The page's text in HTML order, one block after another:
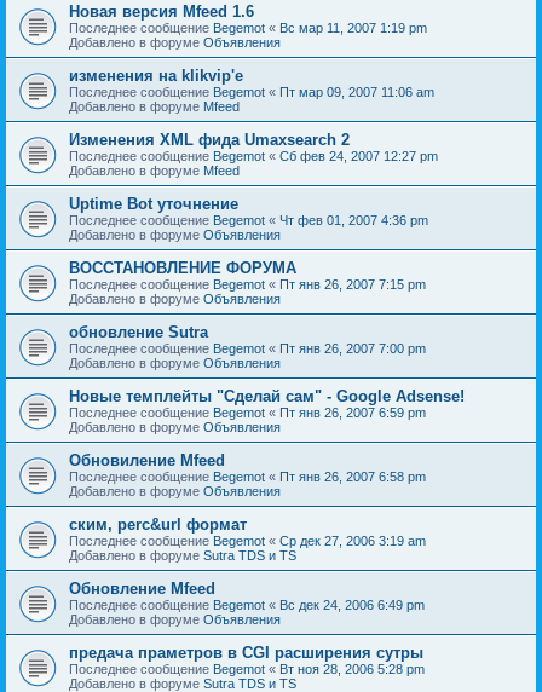
Новая версия Mfeed 1.6
Последнее сообщение Begemot « Вс мар 11, 2007 1:19 pm
Добавлено в форуме Объявления
изменения на klikvip'е
Последнее сообщение Begemot « Пт мар 09, 2007 11:06 am
Добавлено в форуме Mfeed
Изменения XML фида Umaxsearch 2
Последнее сообщение Begemot « Сб фев 24, 2007 12:27 pm
Добавлено в форуме Mfeed
Uptime Bot уточнение
Последнее сообщение Begemot « Чт фев 01, 2007 4:36 pm
Добавлено в форуме Объявления
ВОССТАНОВЛЕНИЕ ФОРУМА
Последнее сообщение Begemot « Пт янв 26, 2007 7:15 pm
Добавлено в форуме Объявления
обновление Sutra
Последнее сообщение Begemot « Пт янв 26, 2007 7:00 pm
Добавлено в форуме Объявления
Новые темплейты "Cделай сам" - Google Adsense!
Последнее сообщение Begemot « Пт янв 26, 2007 6:59 pm
Добавлено в форуме Объявления
Обновиление Mfeed
Последнее сообщение Begemot « Пт янв 26, 2007 6:58 pm
Добавлено в форуме Объявления
ским, perc&url формат
Последнее сообщение Begemot « Ср дек 27, 2006 3:19 am
Добавлено в форуме Sutra TDS и TS
Обновление Mfeed
Последнее сообщение Begemot « Вс дек 24, 2006 6:49 pm
Добавлено в форуме Объявления
предача праметров в CGI расширения сутры
Последнее сообщение Begemot « Вт ноя 28, 2006 5:28 pm
Добавлено в форуме Sutra TDS и TS